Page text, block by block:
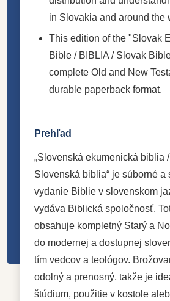
in Slovakia and around the
This edition of the "Slovak
Bible / BIBLIA / Slovak
complete Old and New
durable paperback format.
Prehľad
„Slovenská ekumenická biblia
Slovenská biblia“ je súborné a
vydanie Biblie v slovenskom
vydáva Biblická spoločnosť.
obsahuje kompletný Starý a
do modernej a dostupnej
tím vedcov a teológov.
odolný a prenosný, takže je
štúdium, použitie v kostole